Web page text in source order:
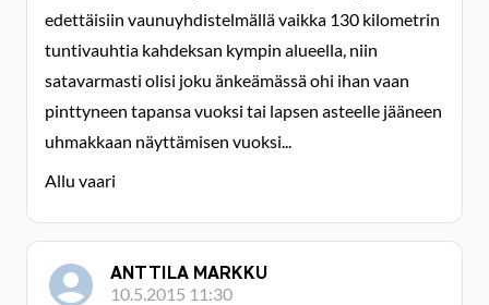
edettäisiin vaunuyhdistelmällä vaikka 130 kilometrin
tuntivauhtia kahdeksan kympin alueella, niin
satavarmasti olisi joku änkeämässä ohi ihan vaan
pinttyneen tapansa vuoksi tai lapsen asteelle jääneen
uhmakkaan näyttämisen vuoksi...
Allu vaari
ANTTILA MARKKU
10.5.2015 11:30